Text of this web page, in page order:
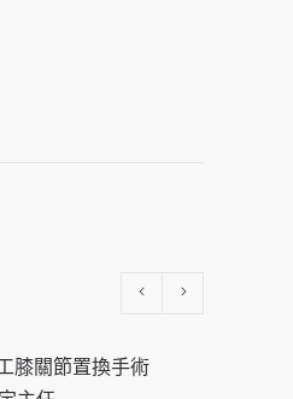
膝關節置換手術